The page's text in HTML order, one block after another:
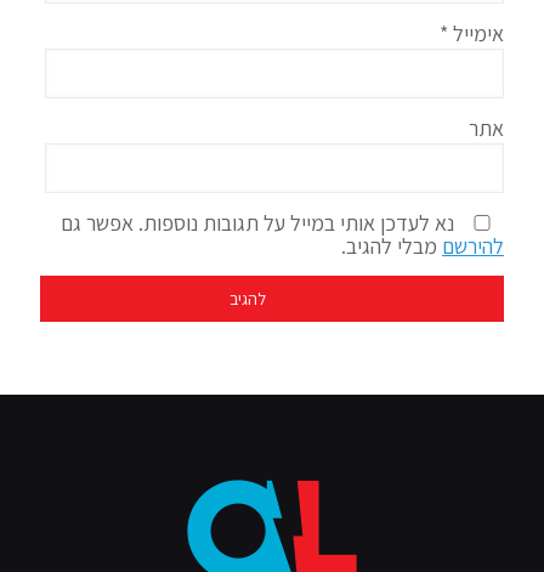
אימייל *
אתר
נא לעדכן אותי במייל על תגובות נוספות. אפשר גם
להירשם מבלי להגיב.